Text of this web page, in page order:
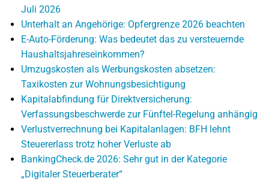
Juli 2026
Unterhalt an Angehörige: Opfergrenze 2026 beachten
E-Auto-Förderung: Was bedeutet das zu versteuernde
Haushaltsjahreseinkommen?
Umzugskosten als Werbungskosten absetzen:
Taxikosten zur Wohnungsbesichtigung
Kapitalabfindung für Direktversicherung:
Verfassungsbeschwerde zur Fünftel-Regelung anhängig
Verlustverrechnung bei Kapitalanlagen: BFH lehnt
Steuererlass trotz hoher Verluste ab
BankingCheck.de 2026: Sehr gut in der Kategorie
„Digitaler Steuerberater“